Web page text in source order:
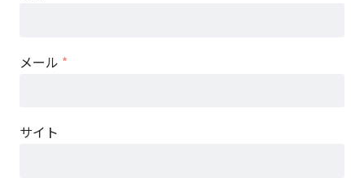
メール *
サイト